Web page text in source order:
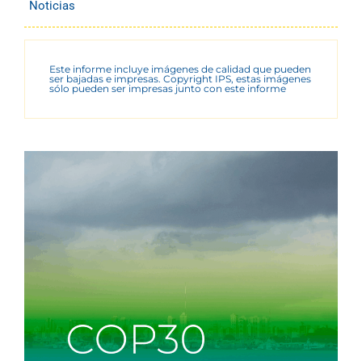
Noticias
Este informe incluye imágenes de calidad que pueden
ser bajadas e impresas. Copyright IPS, estas imágenes
sólo pueden ser impresas junto con este informe